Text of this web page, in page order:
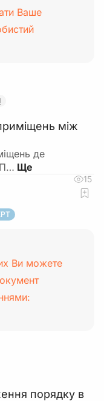
Ваше
між
де
15
Ви можете
порядку в